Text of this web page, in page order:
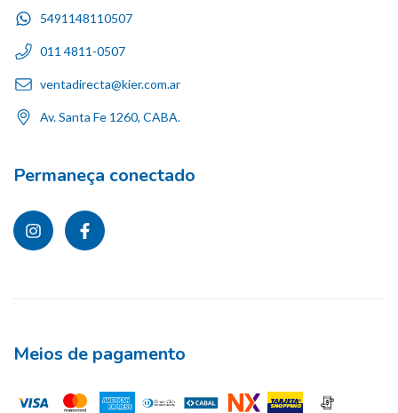
5491148110507
011 4811-0507
ventadirecta@kier.com.ar
Av. Santa Fe 1260, CABA.
Permaneça conectado
Meios de pagamento